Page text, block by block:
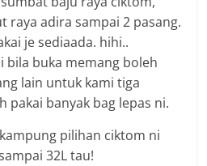
raya adira sampai 2 pasang.
je sediaada. hihi..
bila buka memang boleh
lain untuk kami tiga
pakai banyak bag lepas ni.
pilihan ciktom ni
32L tau!